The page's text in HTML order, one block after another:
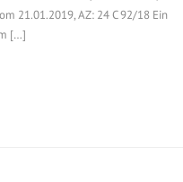
21.01.2019, AZ: 24 C 92/18 Ein
[…]